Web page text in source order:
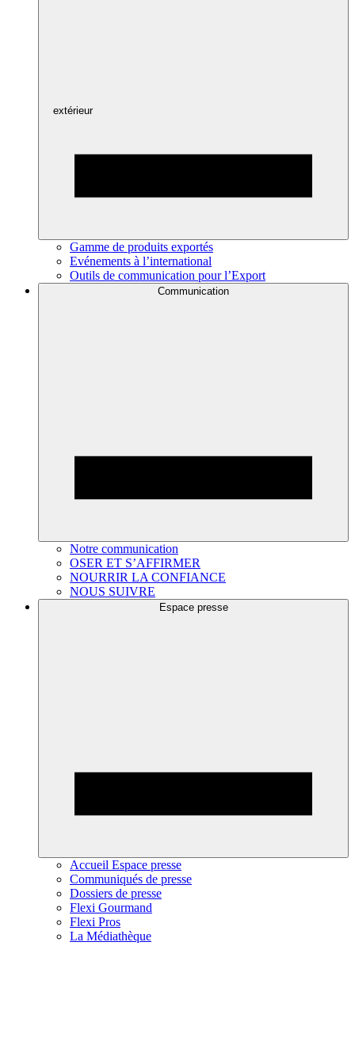
extérieur
Gamme de produits exportés
Evénements à l’international
Outils de communication pour l’Export
Communication
Notre communication
OSER ET S’AFFIRMER
NOURRIR LA CONFIANCE
NOUS SUIVRE
Espace presse
Accueil Espace presse
Communiqués de presse
Dossiers de presse
Flexi Gourmand
Flexi Pros
La Médiathèque